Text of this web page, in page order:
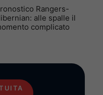
Rangers-
alle spalle il
complicato